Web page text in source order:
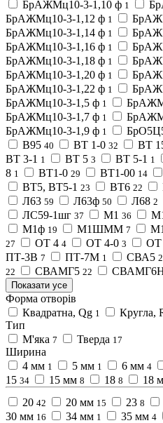
БрАЖМц10-3-1,10 ф 1
БрАЖМц10-3-1,12 ф 1
БрАЖМц10-3-1,14 ф 1
БрАЖМц10-3-1,16 ф 1
БрАЖМц10-3-1,18 ф 1
БрАЖМц10-3-1,20 ф 1
БрАЖМц10-3-1,22 ф 1
БрАЖМц10-3-1,5 ф 1
БрАЖМц10-3-1,7 ф 1
БрАЖМц10-3-1,9 ф 1
В95 40 ВТ 1-0 32 ВТ
ВТ 3-1 1 ВТ 5 3 ВТ 5-1 1
8 1 ВТ1-0 29 ВТ1-00 14
ВТ5, ВТ5-1 23 ВТ6 22
Л63 59 Л63ф 50 Л68 2
ЛС59-1шг 37 М1 36
М1ф 19 М1ШММ 7
27 ОТ 4 4 ОТ 4-0 3 ОТ
ПТ-3В 7 ПТ-7М 1 СВА5
22 СВАМГ5 22
Показати усе
Форма отворів
Квадратна, Qg 1 Кругла,
Тип
М'яка 7 Тверда 17
Ширина
4 мм 1 5 мм 1 6 мм 4
15 34 15 мм 8 18 8 18
20 42 20 мм 15 23 8
30 мм 16 34 мм 1 35 мм 4